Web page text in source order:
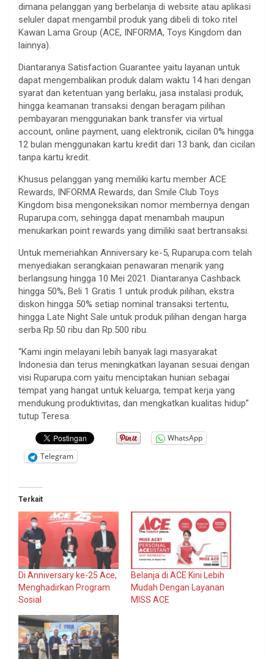
dimana pelanggan yang berbelanja di website atau aplikasi
seluler dapat mengambil produk yang dibeli di toko ritel
Kawan Lama Group (ACE, INFORMA, Toys Kingdom dan
lainnya).
Diantaranya Satisfaction Guarantee yaitu layanan untuk
dapat mengembalikan produk dalam waktu 14 hari dengan
syarat dan ketentuan yang berlaku, jasa instalasi produk,
hingga keamanan transaksi dengan beragam pilihan
pembayaran menggunakan bank transfer via virtual
account, online payment, uang elektronik, cicilan 0% hingga
12 bulan menggunakan kartu kredit dari 13 bank, dan cicilan
tanpa kartu kredit.
Khusus pelanggan yang memiliki kartu member ACE
Rewards, INFORMA Rewards, dan Smile Club Toys
Kingdom bisa mengoneksikan nomor membernya dengan
Ruparupa.com, sehingga dapat menambah maupun
menukarkan point rewards yang dimiliki saat bertransaksi.
Untuk memeriahkan Anniversary ke-5, Ruparupa.com telah
menyediakan serangkaian penawaran menarik yang
berlangsung hingga 10 Mei 2021. Diantaranya Cashback
hingga 50%, Beli 1 Gratis 1 untuk produk pilihan, ekstra
diskon hingga 50% setiap nominal transaksi tertentu,
hingga Late Night Sale untuk produk pilihan dengan harga
serba Rp.50 ribu dan Rp.500 ribu.
“Kami ingin melayani lebih banyak lagi masyarakat
Indonesia dan terus meningkatkan layanan sesuai dengan
visi Ruparupa.com yaitu menciptakan hunian sebagai
tempat yang hangat untuk keluarga, tempat kerja yang
mendukung produktivitas, dan mengkatkan kualitas hidup”
tutup Teresa.
WhatsApp
Telegram
Terkait
Di Anniversary ke-25 Ace,
Menghadirkan Program
Sosial
Belanja di ACE Kini Lebih
Mudah Dengan Layanan
MISS ACE